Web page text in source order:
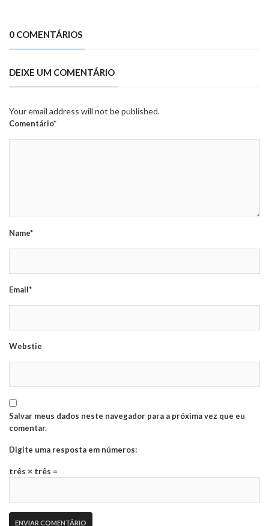
0 COMENTÁRIOS
DEIXE UM COMENTÁRIO
Your email address will not be published.
Comentário*
Name*
Email*
Webstie
Salvar meus dados neste navegador para a próxima vez que eu
comentar.
Digite uma resposta em números:
três × três =